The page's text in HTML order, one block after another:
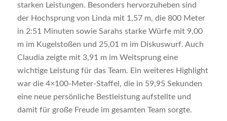
starken Leistungen. Besonders hervorzuheben sind
der Hochsprung von Linda mit 1,57 m, die 800 Meter
in 2:51 Minuten sowie Sarahs starke Würfe mit 9,00
m im Kugelstoßen und 25,01 m im Diskuswurf. Auch
Claudia zeigte mit 3,91 m im Weitsprung eine
wichtige Leistung für das Team. Ein weiteres Highlight
war die 4×100-Meter-Staffel, die in 59,95 Sekunden
eine neue persönliche Bestleistung aufstellte und
damit für große Freude im gesamten Team sorgte.